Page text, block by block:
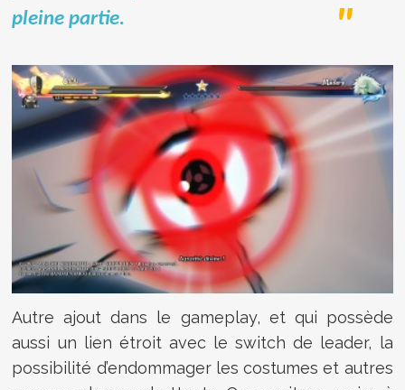
pleine partie.
Autre ajout dans le gameplay, et qui possède
aussi un lien étroit avec le switch de leader, la
possibilité d’endommager les costumes et autres